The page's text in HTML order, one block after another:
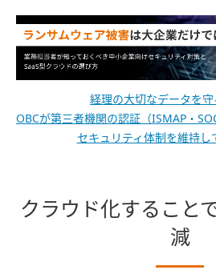
経理の大切なデータを守
OBCが第三者機関の認証（ISMAP・
セキュリティ体制を維持し
クラウド化すること
減